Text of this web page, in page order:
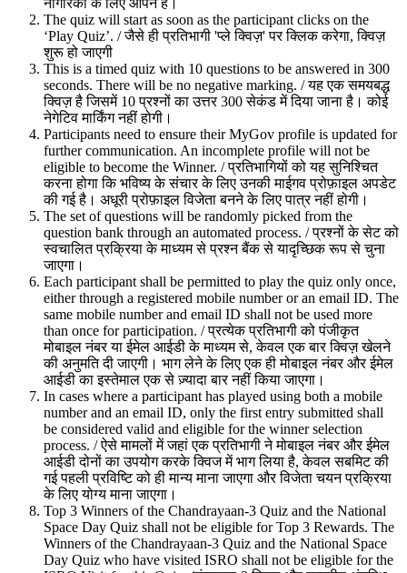
The quiz will start as soon as the participant clicks on the
‘Play Quiz’. / जैसे ही प्रतिभागी 'प्ले क्विज़' पर क्लिक करेगा, क्विज़
शुरू हो जाएगी
This is a timed quiz with 10 questions to be answered in 300
seconds. There will be no negative marking. / यह एक समयबद्ध
क्विज़ है जिसमें 10 प्रश्नों का उत्तर 300 सेकंड में दिया जाना है। कोई
नेगेटिव मार्किंग नहीं होगी।
Participants need to ensure their MyGov profile is updated for
further communication. An incomplete profile will not be
eligible to become the Winner. / प्रतिभागियों को यह सुनिश्चित
करना होगा कि भविष्य के संचार के लिए उनकी माईगव प्रोफ़ाइल अपडेट
की गई है। अधूरी प्रोफ़ाइल विजेता बनने के लिए पात्र नहीं होगी।
The set of questions will be randomly picked from the
question bank through an automated process. / प्रश्नों के सेट को
स्वचालित प्रक्रिया के माध्यम से प्रश्न बैंक से यादृच्छिक रूप से चुना
जाएगा।
Each participant shall be permitted to play the quiz only once,
either through a registered mobile number or an email ID. The
same mobile number and email ID shall not be used more
than once for participation. / प्रत्येक प्रतिभागी को पंजीकृत
मोबाइल नंबर या ईमेल आईडी के माध्यम से, केवल एक बार क्विज़ खेलने
की अनुमति दी जाएगी। भाग लेने के लिए एक ही मोबाइल नंबर और ईमेल
आईडी का इस्तेमाल एक से ज़्यादा बार नहीं किया जाएगा।
In cases where a participant has played using both a mobile
number and an email ID, only the first entry submitted shall
be considered valid and eligible for the winner selection
process. / ऐसे मामलों में जहां एक प्रतिभागी ने मोबाइल नंबर और ईमेल
आईडी दोनों का उपयोग करके क्विज में भाग लिया है, केवल सबमिट की
गई पहली प्रविष्टि को ही मान्य माना जाएगा और विजेता चयन प्रक्रिया
के लिए योग्य माना जाएगा।
Top 3 Winners of the Chandrayaan-3 Quiz and the National
Space Day Quiz shall not be eligible for Top 3 Rewards. The
Winners of the Chandrayaan-3 Quiz and the National Space
Day Quiz who have visited ISRO shall not be eligible for the